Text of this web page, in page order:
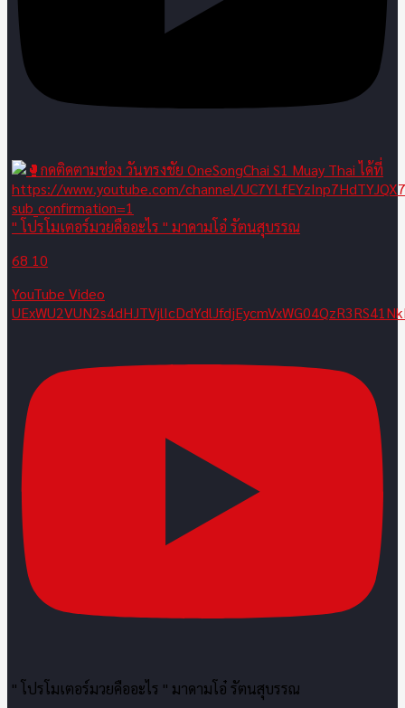
" โปรโมเตอร์มวยคืออะไร " มาดามโอ๋ รัตนสุบรรณ
68 10
YouTube Video
" โปรโมเตอร์มวยคืออะไร " มาดามโอ๋ รัตนสุบรรณ